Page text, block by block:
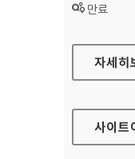
상태 :
만료
롯데그
자세히
사이트